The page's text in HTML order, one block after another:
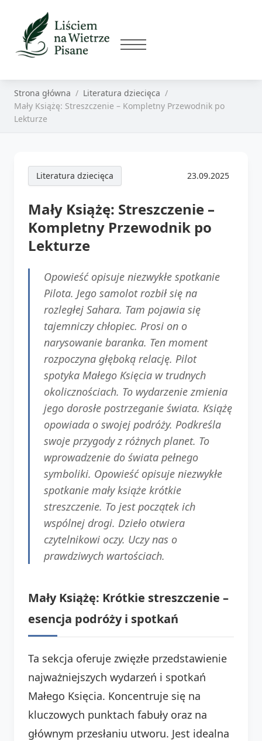
Strona główna
Literatura dziecięca
Mały Książę: Streszczenie – Kompletny Przewodnik po
Lekturze
Literatura dziecięca 23.09.2025
Mały Książę: Streszczenie –
Kompletny Przewodnik po
Lekturze
Opowieść opisuje niezwykłe spotkanie
Pilota. Jego samolot rozbił się na
rozległej Sahara. Tam pojawia się
tajemniczy chłopiec. Prosi on o
narysowanie baranka. Ten moment
rozpoczyna głęboką relację. Pilot
spotyka Małego Księcia w trudnych
okolicznościach. To wydarzenie zmienia
jego dorosłe postrzeganie świata. Książę
opowiada o swojej podróży. Podkreśla
swoje przygody z różnych planet. To
wprowadzenie do świata pełnego
symboliki. Opowieść opisuje niezwykłe
spotkanie mały książe krótkie
streszczenie. To jest początek ich
wspólnej drogi. Dzieło otwiera
czytelnikowi oczy. Uczy nas o
prawdziwych wartościach.
Mały Książę: Krótkie streszczenie –
esencja podróży i spotkań
Ta sekcja oferuje zwięzłe przedstawienie
najważniejszych wydarzeń i spotkań
Małego Księcia. Koncentruje się na
kluczowych punktach fabuły oraz na
głównym przesłaniu utworu. Jest idealna